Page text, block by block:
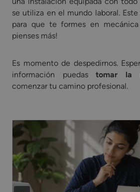
se utiliza en el mundo laboral.
para que te formes en
pienses más!
Es momento de despedirnos.
información puedastomar la
comenzar tu camino profesional.